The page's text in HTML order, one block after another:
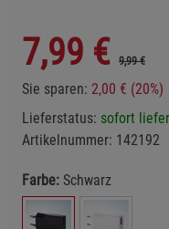
7,99 € 9,99 €
Sie sparen: 2,00 € (20%)
Lieferstatus: sofort
Artikelnummer: 142192
Farbe: Schwarz